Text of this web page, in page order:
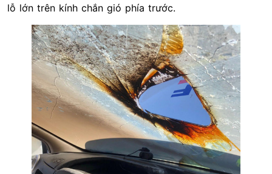
lỗ lớn trên kính chắn gió phía trước.